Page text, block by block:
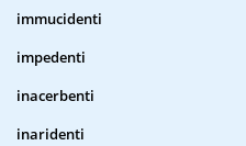
immucidenti
impedenti
inacerbenti
inaridenti